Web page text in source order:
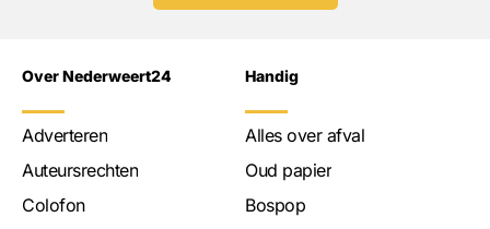
Over Nederweert24
Adverteren
Auteursrechten
Colofon
Handig
Alles over afval
Oud papier
Bospop